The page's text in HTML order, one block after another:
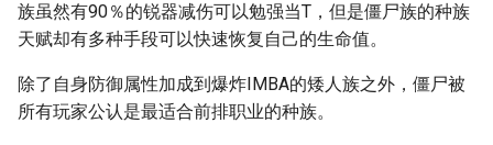
族虽然有90％的锐器减伤可以勉强当T，但是僵尸族的种族
天赋却有多种手段可以快速恢复自己的生命值。
除了自身防御属性加成到爆炸IMBA的矮人族之外，僵尸被
所有玩家公认是最适合前排职业的种族。